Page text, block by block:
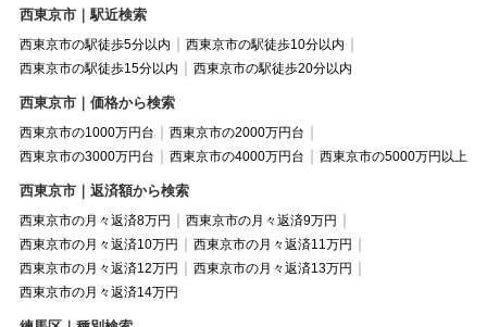
西東京市｜駅近検索
西東京市の駅徒歩5分以内
西東京市の駅徒歩10分以内
西東京市の駅徒歩15分以内
西東京市の駅徒歩20分以内
西東京市｜価格から検索
西東京市の1000万円台
西東京市の2000万円台
西東京市の3000万円台
西東京市の4000万円台 西東京市の5000万円以上
西東京市｜返済額から検索
西東京市の月々返済8万円
西東京市の月々返済9万円
西東京市の月々返済10万円
西東京市の月々返済11万円
西東京市の月々返済12万円
西東京市の月々返済13万円
西東京市の月々返済14万円